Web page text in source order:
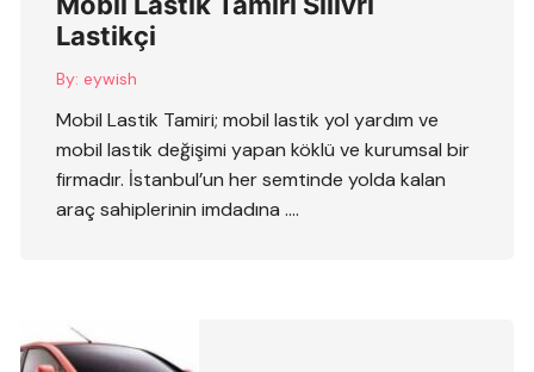
Lastikçi
By: eywish
Mobil Lastik Tamiri; mobil lastik yol yardım ve
mobil lastik değişimi yapan köklü ve kurumsal bir
firmadır. İstanbul’un her semtinde yolda kalan
araç sahiplerinin imdadına ….